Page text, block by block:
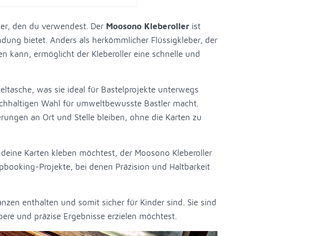
den du verwendest. Der Moosono Kleberollerist
bietet. Anders als herkömmlicher Flüssigkleber, der
kann, ermöglicht der Kleberoller eine schnelle und
was sie ideal für Bastelprojekte unterwegs
Wahl für umweltbewusste Bastler macht.
an Ort und Stelle bleiben, ohne die Karten zu
Karten kleben möchtest, der Moosono Kleberoller
Projekte, bei denen Präzision und Haltbarkeit
enthalten und somit sicher für Kinder sind. Sie sind
und präzise Ergebnisse erzielen möchtest.